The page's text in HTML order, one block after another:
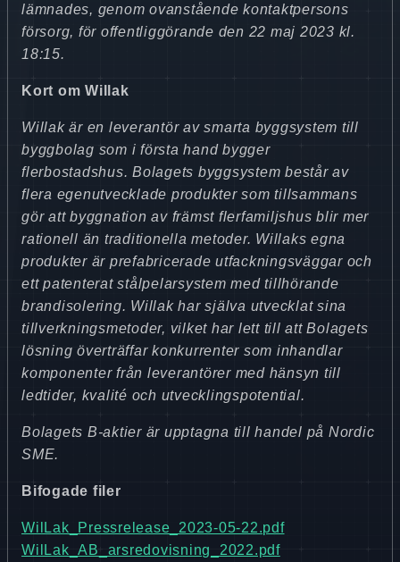
lämnades, genom ovanstående kontaktpersons
försorg, för offentliggörande den 22 maj 2023 kl.
18:15.
Kort om Willak
Willak är en leverantör av smarta byggsystem till
byggbolag som i första hand bygger
flerbostadshus. Bolagets byggsystem består av
flera egenutvecklade produkter som tillsammans
gör att byggnation av främst flerfamiljshus blir mer
rationell än traditionella metoder. Willaks egna
produkter är prefabricerade utfackningsväggar och
ett patenterat stålpelarsystem med tillhörande
brandisolering. Willak har själva utvecklat sina
tillverkningsmetoder, vilket har lett till att Bolagets
lösning överträffar konkurrenter som inhandlar
komponenter från leverantörer med hänsyn till
ledtider, kvalité och utvecklingspotential.
Bolagets B-aktier är upptagna till handel på Nordic
SME.
Bifogade filer
WilLak_Pressrelease_2023-05-22.pdf
WilLak_AB_arsredovisning_2022.pdf